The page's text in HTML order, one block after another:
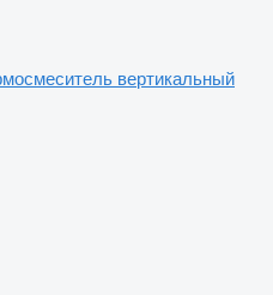
вертикальный